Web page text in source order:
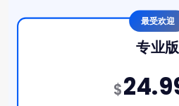
最受欢迎
专业版
$